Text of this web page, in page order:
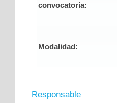
convocatoria:
Modalidad:
Responsable